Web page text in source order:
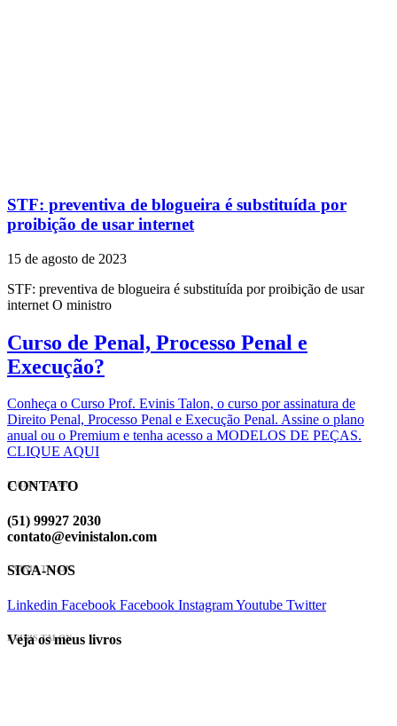
STF: preventiva de blogueira é substituída por
proibição de usar internet
15 de agosto de 2023
STF: preventiva de blogueira é substituída por proibição de usar
internet O ministro
Curso de Penal, Processo Penal e
Execução?
Conheça o Curso Prof. Evinis Talon, o curso por assinatura de
Direito Penal, Processo Penal e Execução Penal. Assine o plano
anual ou o Premium e tenha acesso a MODELOS DE PEÇAS.
CLIQUE AQUI
EVINIS TALON
CONTATO
(51) 99927 2030
contato@evinistalon.com
EVINIS TALON
SIGA-NOS
Linkedin Facebook Facebook InstagramYoutube Twitter
EVINIS TALON
Veja os meus livros